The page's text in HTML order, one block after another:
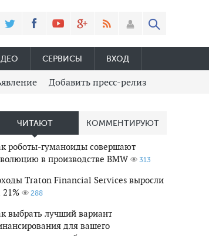
СЕРВИСЫ ВХОД
Добавить пресс-релиз
ЧИТАЮТ КОММЕНТИРУЮТ
роботы-гуманоиды совершают
в производстве BMW
313
Traton Financial Services выросли
21%
288
выбрать лучший вариант
для вашего